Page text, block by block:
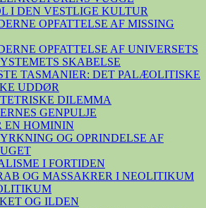
I DEN VESTLIGE KULTUR
OPFATTELSE AF MISSING
OPFATTELSE AF UNIVERSETS
SKABELSE
TASMANIER: DET PALÆOLITISKE
UDDØR
DILEMMA
GENPULJE
EN HOMININ
OG OPRINDELSE AF
I FORTIDEN
OG MASSAKRER I NEOLITIKUM
OG ILDEN